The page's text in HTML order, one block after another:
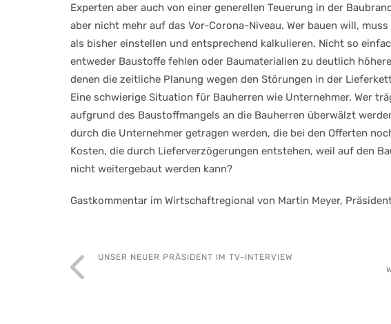
Experten aber auch von einer generellen Teuerung in der
aber nicht mehr auf das Vor-Corona-Niveau. Wer bauen will,
als bisher einstellen und entsprechend kalkulieren. Nicht so
entweder Baustoffe fehlen oder Baumaterialien zu deutlich
denen die zeitliche Planung wegen den Störungen in der
Eine schwierige Situation für Bauherren wie Unternehmer. Wer
aufgrund des Baustoffmangels an die Bauherren überwälzt
durch die Unternehmer getragen werden, die bei den Offerten
Kosten, die durch Lieferverzögerungen entstehen, weil auf den
nicht weitergebaut werden kann?
Gastkommentar im Wirtschaftregional von Martin Meyer,
UNSER NEUER PRÄSIDENT IM TV-INTERVIEW